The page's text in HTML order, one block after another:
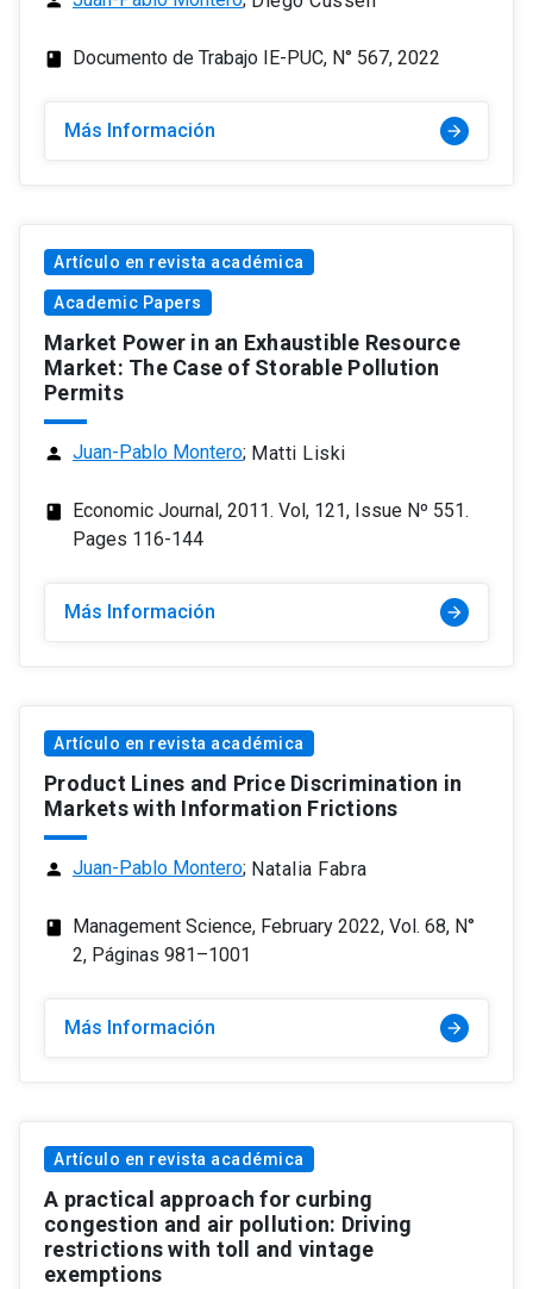
class Documento de Trabajo IE-PUC, N° 567, 2022
Más Información arrow_forward
Artículo en revista académica
Academic Papers
Market Power in an Exhaustible Resource
Market: The Case of Storable Pollution
Permits
person Juan-Pablo Montero; Matti Liski
class
Economic Journal, 2011. Vol, 121, Issue Nº 551.
Pages 116-144
Más Información arrow_forward
Artículo en revista académica
Product Lines and Price Discrimination in
Markets with Information Frictions
person Juan-Pablo Montero; Natalia Fabra
class
Management Science, February 2022, Vol. 68, N°
2, Páginas 981–1001
Más Información arrow_forward
Artículo en revista académica
A practical approach for curbing
congestion and air pollution: Driving
restrictions with toll and vintage
exemptions